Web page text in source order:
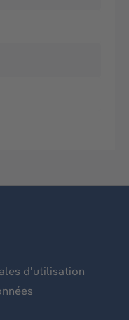
d'utilisation